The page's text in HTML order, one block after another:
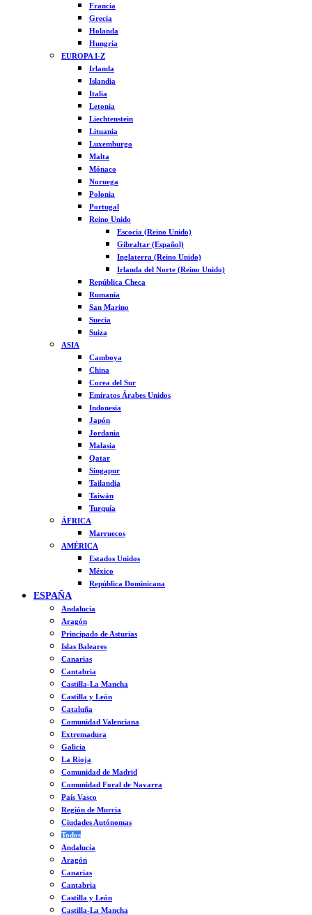
Francia
Grecia
Holanda
Hungría
EUROPA I-Z
Irlanda
Islandia
Italia
Letonia
Liechtenstein
Lituania
Luxemburgo
Malta
Mónaco
Noruega
Polonia
Portugal
Reino Unido
Escocia (Reino Unido)
Gibraltar (Español)
Inglaterra (Reino Unido)
Irlanda del Norte (Reino Unido)
República Checa
Rumanía
San Marino
Suecia
Suiza
ASIA
Camboya
China
Corea del Sur
Emiratos Árabes Unidos
Indonesia
Japón
Jordania
Malasia
Qatar
Singapur
Tailandia
Taiwán
Turquía
ÁFRICA
Marruecos
AMÉRICA
Estados Unidos
México
República Dominicana
ESPAÑA
Andalucía
Aragón
Principado de Asturias
Islas Baleares
Canarias
Cantabria
Castilla-La Mancha
Castilla y León
Cataluña
Comunidad Valenciana
Extremadura
Galicia
La Rioja
Comunidad de Madrid
Comunidad Foral de Navarra
País Vasco
Región de Murcia
Ciudades Autónomas
Todos
Andalucía
Aragón
Canarias
Cantabria
Castilla y León
Castilla-La Mancha